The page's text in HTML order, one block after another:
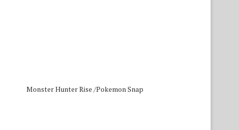
Monster Hunter Rise /Pokemon Snap